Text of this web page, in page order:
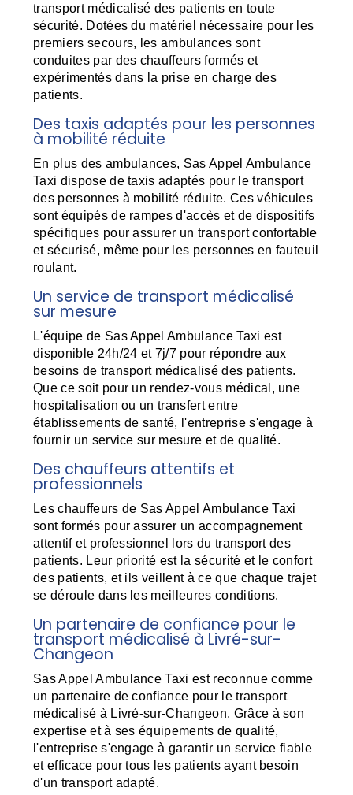
transport médicalisé des patients en toute
sécurité. Dotées du matériel nécessaire pour les
premiers secours, les ambulances sont
conduites par des chauffeurs formés et
expérimentés dans la prise en charge des
patients.
Des taxis adaptés pour les personnes
à mobilité réduite
En plus des ambulances, Sas Appel Ambulance
Taxi dispose de taxis adaptés pour le transport
des personnes à mobilité réduite. Ces véhicules
sont équipés de rampes d'accès et de dispositifs
spécifiques pour assurer un transport confortable
et sécurisé, même pour les personnes en fauteuil
roulant.
Un service de transport médicalisé
sur mesure
L'équipe de Sas Appel Ambulance Taxi est
disponible 24h/24 et 7j/7 pour répondre aux
besoins de transport médicalisé des patients.
Que ce soit pour un rendez-vous médical, une
hospitalisation ou un transfert entre
établissements de santé, l'entreprise s'engage à
fournir un service sur mesure et de qualité.
Des chauffeurs attentifs et
professionnels
Les chauffeurs de Sas Appel Ambulance Taxi
sont formés pour assurer un accompagnement
attentif et professionnel lors du transport des
patients. Leur priorité est la sécurité et le confort
des patients, et ils veillent à ce que chaque trajet
se déroule dans les meilleures conditions.
Un partenaire de confiance pour le
transport médicalisé à Livré-sur-
Changeon
Sas Appel Ambulance Taxi est reconnue comme
un partenaire de confiance pour le transport
médicalisé à Livré-sur-Changeon. Grâce à son
expertise et à ses équipements de qualité,
l'entreprise s'engage à garantir un service fiable
et efficace pour tous les patients ayant besoin
d'un transport adapté.